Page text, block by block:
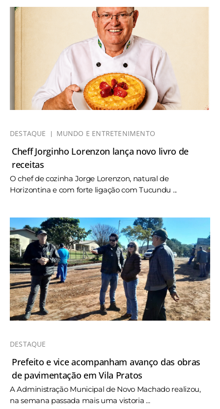
DESTAQUE MUNDO E ENTRETENIMENTO
Cheff Jorginho Lorenzon lança novo livro de
receitas
O chef de cozinha Jorge Lorenzon, natural de
Horizontina e com forte ligação com Tucundu ...
DESTAQUE
Prefeito e vice acompanham avanço das obras
de pavimentação em Vila Pratos
A Administração Municipal de Novo Machado realizou,
na semana passada mais uma vistoria ...